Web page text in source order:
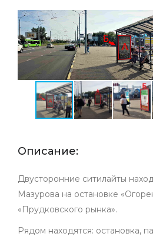
Описание:
Двусторонние ситилайты
Мазурова на остановке
«Прудковского рынка».
Рядом находятся: остановка,